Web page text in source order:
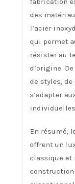
des
l’acier
qui permet
résister au
d’origine.
de styles,
s’adapter
En résumé,
offrent un
classique et